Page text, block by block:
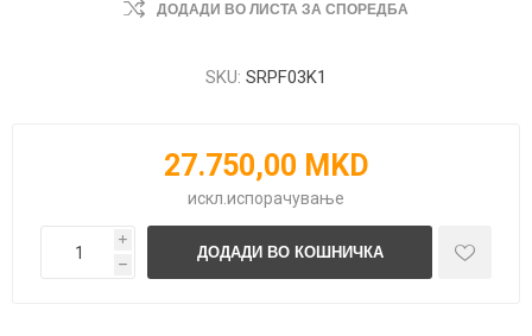
ДОДАДИ ВО ЛИСТА ЗА СПОРЕДБА
SKU: SRPF03K1
27.750,00 MKD
искл. испорачување
i
h